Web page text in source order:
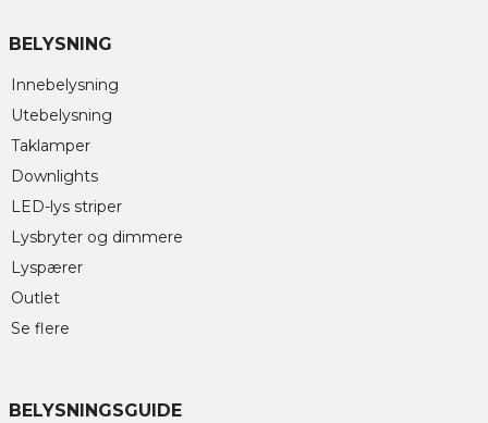
BELYSNING
Innebelysning
Utebelysning
Taklamper
Downlights
LED-lys striper
Lysbryter og dimmere
Lyspærer
Outlet
Se flere
BELYSNINGSGUIDE